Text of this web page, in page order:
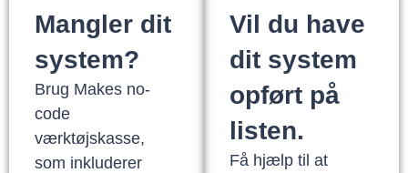
Mangler dit
system?
Brug Makes no-
code
værktøjskasse,
som inkluderer
Vil du have
dit system
opført på
listen.
Få hjælp til at